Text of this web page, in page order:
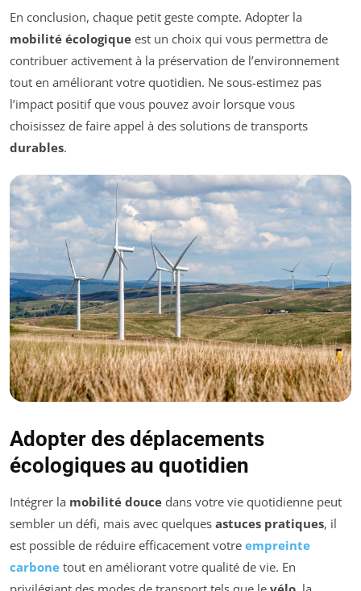
En conclusion, chaque petit geste compte. Adopter la
mobilité écologique est un choix qui vous permettra de
contribuer activement à la préservation de l’environnement
tout en améliorant votre quotidien. Ne sous-estimez pas
l’impact positif que vous pouvez avoir lorsque vous
choisissez de faire appel à des solutions de transports
durables.
Adopter des déplacements
écologiques au quotidien
Intégrer la mobilité douce dans votre vie quotidienne peut
sembler un défi, mais avec quelques astuces pratiques, il
est possible de réduire efficacement votre empreinte
carbone tout en améliorant votre qualité de vie. En